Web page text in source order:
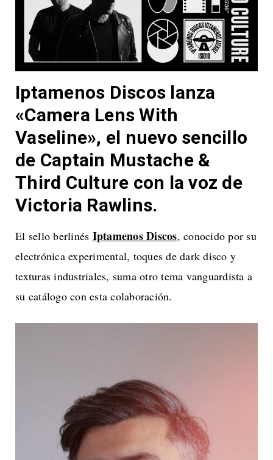
Iptamenos Discos lanza
«Camera Lens With
Vaseline», el nuevo sencillo
de Captain Mustache &
Third Culture con la voz de
Victoria Rawlins.
El sello berlinés Iptamenos Discos, conocido por su
electrónica experimental, toques de dark disco y
texturas industriales, suma otro tema vanguardista a
su catálogo con esta colaboración.